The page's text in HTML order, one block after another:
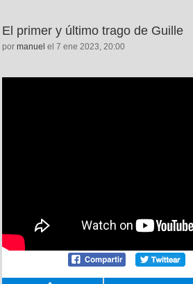
El primer y último trago de Guille
por manuel el 7 ene 2023, 20:00